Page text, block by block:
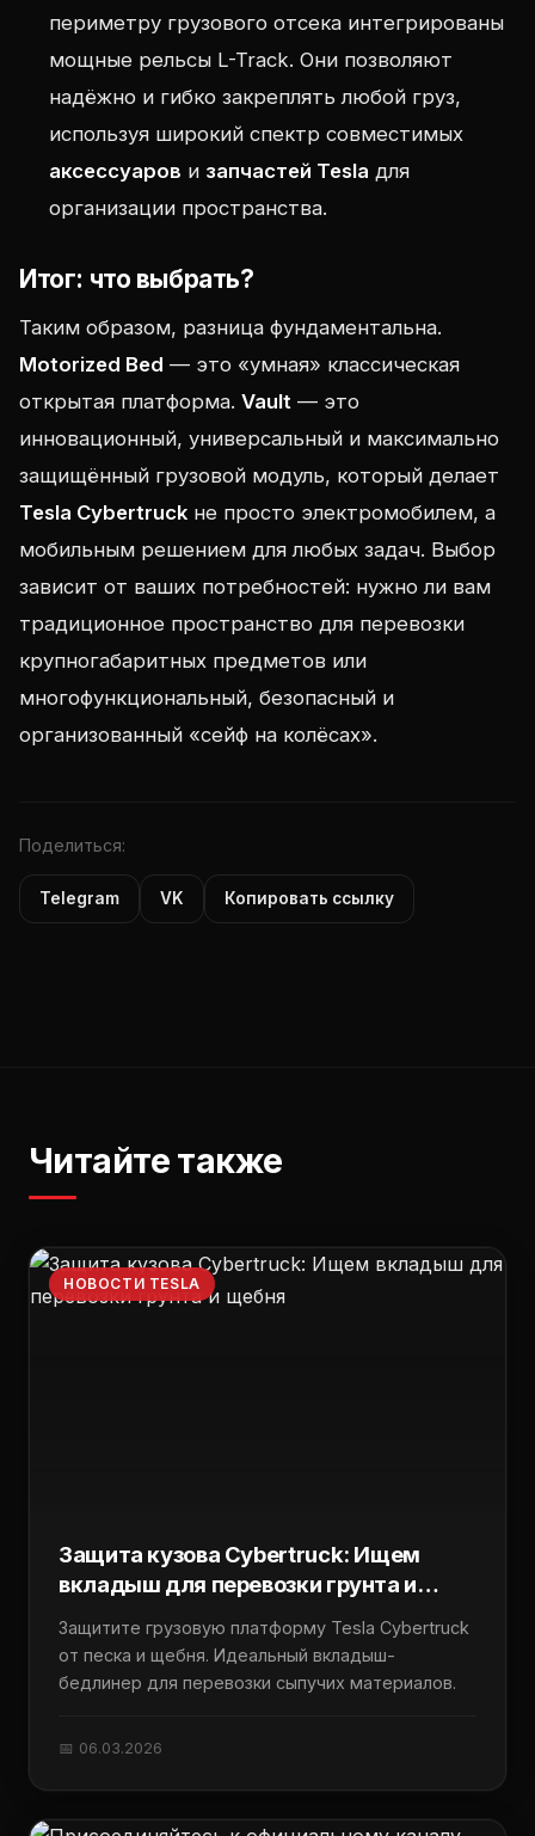
периметру грузового отсека интегрированы
мощные рельсы L-Track. Они позволяют
надёжно и гибко закреплять любой груз,
используя широкий спектр совместимых
аксессуаров и запчастей Tesla для
организации пространства.
Итог: что выбрать?
Таким образом, разница фундаментальна.
Motorized Bed — это «умная» классическая
открытая платформа. Vault — это
инновационный, универсальный и максимально
защищённый грузовой модуль, который делает
Tesla Cybertruck не просто электромобилем, а
мобильным решением для любых задач. Выбор
зависит от ваших потребностей: нужно ли вам
традиционное пространство для перевозки
крупногабаритных предметов или
многофункциональный, безопасный и
организованный «сейф на колёсах».
Поделиться:
Telegram VK Копировать ссылку
Читайте также
НОВОСТИ TESLA
Защита кузова Cybertruck: Ищем
вкладыш для перевозки грунта и
Защитите грузовую платформу Tesla Cybertruck
от песка и щебня. Идеальный вкладыш-
бедлинер для перевозки сыпучих материалов.
📅 06.03.2026